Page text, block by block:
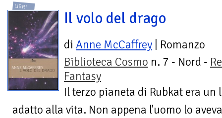
LIBRI
Il volo del drago
di Anne McCaffrey | Romanzo
Biblioteca Cosmo n. 7 - Nord -
Fantasy
Il terzo pianeta di Rubkat era
adatto alla vita. Non appena l'uomo lo